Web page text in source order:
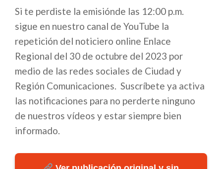
Si te perdiste la emisiónde las 12:00 p.m.
sigue en nuestro canal de YouTube la
repetición del noticiero online Enlace
Regional del 30 de octubre del 2023 por
medio de las redes sociales de Ciudad y
Región Comunicaciones. Suscríbete ya activa
las notificaciones para no perderte ninguno
de nuestros vídeos y estar siempre bien
informado.